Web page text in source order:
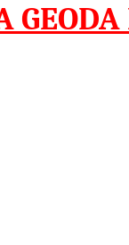
GEODA